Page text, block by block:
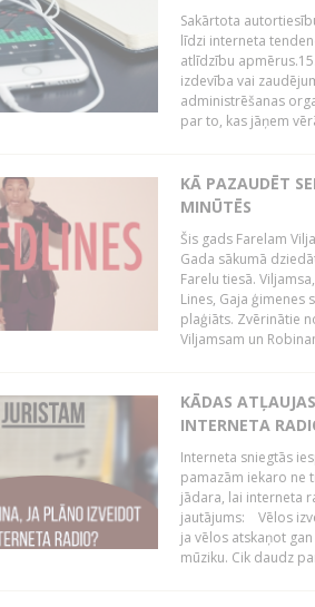
Sakārtota
līdzi interneta
atlīdzību
izdevība vai
administrēšanas
par to, kas jāņem
KĀ PAZAUDĒT
MINŪTĒS
Šis gads Farelam
Gada sākumā
Farelu tiesā.
Lines, Gaja ģimenes
plaģiāts. Zvērinātie
Viljamsam un
KĀDAS
INTERNETA
Interneta sniegtās
pamazām iekaro ne
jādara, lai interneta
jautājums: Vēlos
ja vēlos atskaņot
mūziku. Cik daudz